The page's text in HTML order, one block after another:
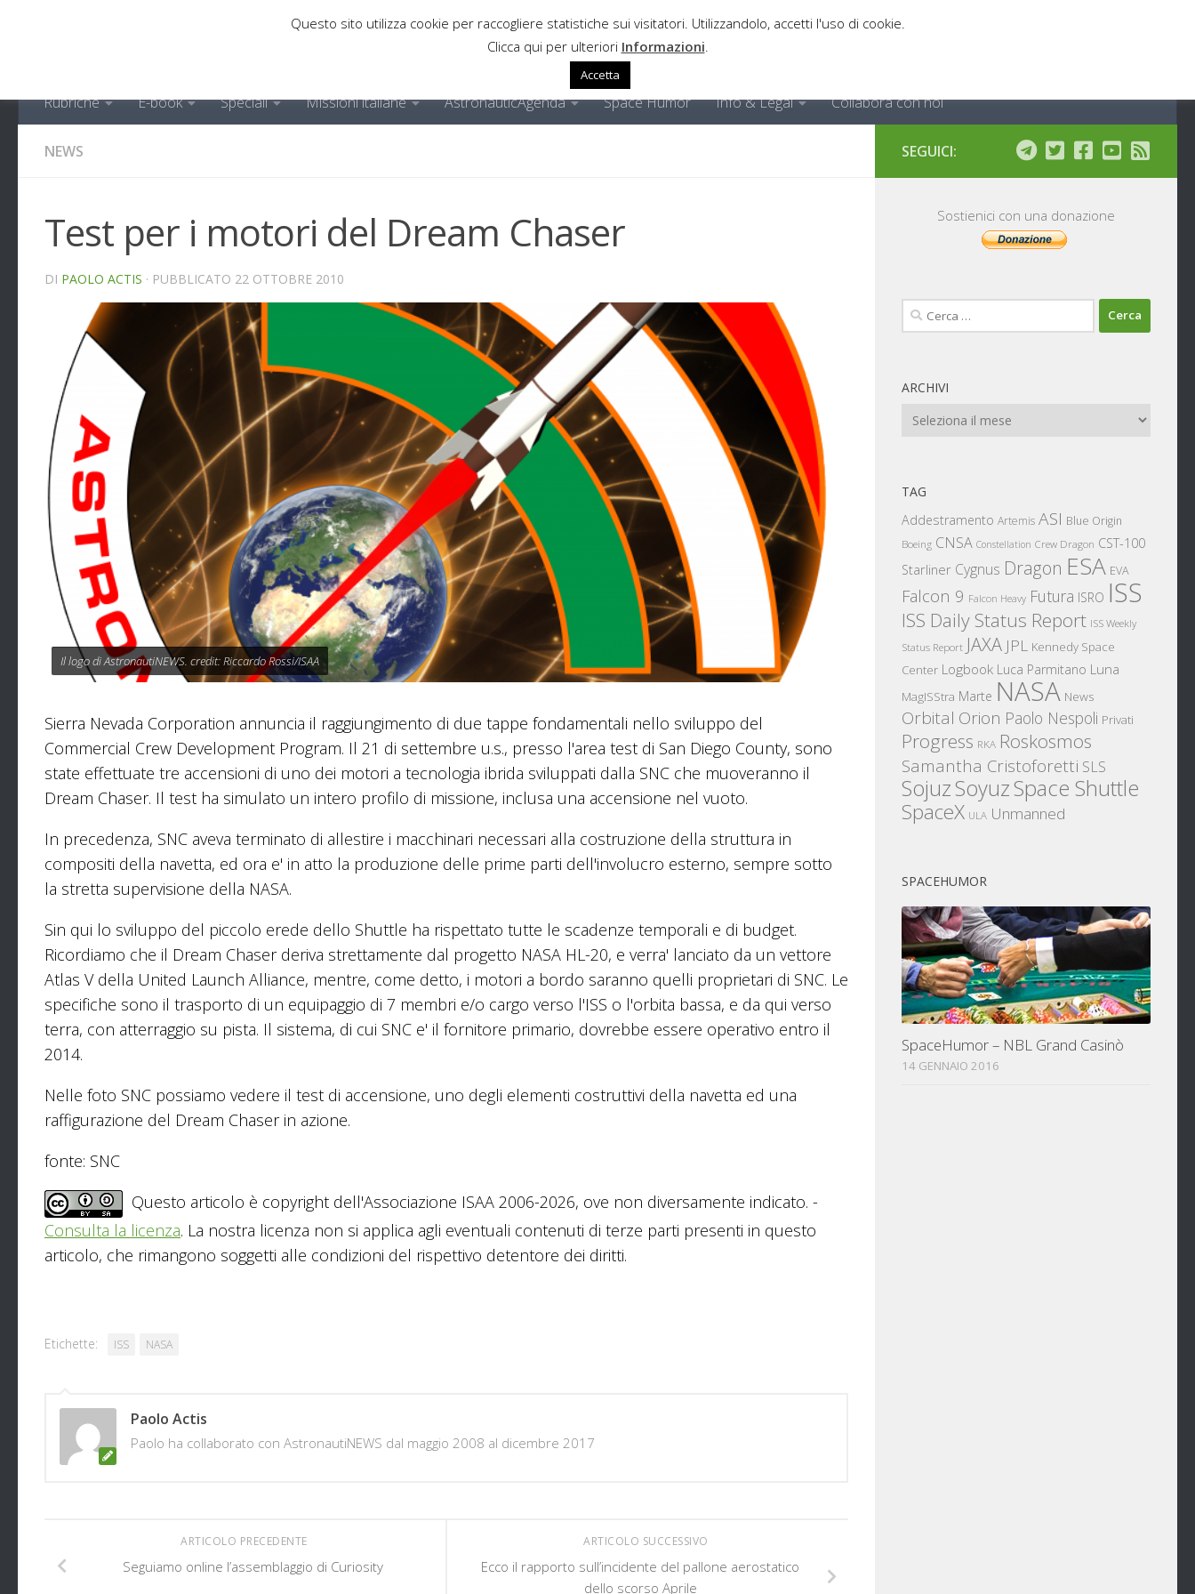
Rubriche E-book Speciali Missioni italiane AstronauticAgenda Space Humor Info & Legal Collabora con noi
NEWS
Test per i motori del Dream Chaser
DI PAOLO ACTIS · PUBBLICATO 22 OTTOBRE 2010
Il logo di AstronautiNEWS. credit: Riccardo Rossi/ISAA
Sierra Nevada Corporation annuncia il raggiungimento di due tappe fondamentali nello sviluppo del
Commercial Crew Development Program. Il 21 di settembre u.s., presso l'area test di San Diego County, sono
state effettuate tre accensioni di uno dei motori a tecnologia ibrida sviluppati dalla SNC che muoveranno il
Dream Chaser. Il test ha simulato un intero profilo di missione, inclusa una accensione nel vuoto.
In precedenza, SNC aveva terminato di allestire i macchinari necessari alla costruzione della struttura in
compositi della navetta, ed ora e' in atto la produzione delle prime parti dell'involucro esterno, sempre sotto
la stretta supervisione della NASA.
Sin qui lo sviluppo del piccolo erede dello Shuttle ha rispettato tutte le scadenze temporali e di budget.
Ricordiamo che il Dream Chaser deriva strettamente dal progetto NASA HL-20, e verra' lanciato da un vettore
Atlas V della United Launch Alliance, mentre, come detto, i motori a bordo saranno quelli proprietari di SNC. Le
specifiche sono il trasporto di un equipaggio di 7 membri e/o cargo verso l'ISS o l'orbita bassa, e da qui verso
terra, con atterraggio su pista. Il sistema, di cui SNC e' il fornitore primario, dovrebbe essere operativo entro il
2014.
Nelle foto SNC possiamo vedere il test di accensione, uno degli elementi costruttivi della navetta ed una
raffigurazione del Dream Chaser in azione.
fonte: SNC
Questo articolo è copyright dell'Associazione ISAA 2006-2026, ove non diversamente indicato. -
Consulta la licenza. La nostra licenza non si applica agli eventuali contenuti di terze parti presenti in questo
articolo, che rimangono soggetti alle condizioni del rispettivo detentore dei diritti.
Etichette: ISS NASA
Paolo Actis
Paolo ha collaborato con AstronautiNEWS dal maggio 2008 al dicembre 2017
ARTICOLO SUCCESSIVO
Ecco il rapporto sull’incidente del pallone aerostatico
dello scorso Aprile
ARTICOLO PRECEDENTE
Seguiamo online l’assemblaggio di Curiosity
SEGUICI:
Sostienici con una donazione
Ricerca
per:
ARCHIVI
Archivi
TAG
Addestramento Artemis ASI Blue Origin
Boeing CNSA Constellation Crew Dragon CST-100
Starliner Cygnus Dragon ESA EVA
Falcon 9 Falcon Heavy Futura ISRO ISS
ISS Daily Status Report ISS Weekly
Status Report JAXA JPL Kennedy Space
Center Logbook Luca Parmitano Luna
MagISStra Marte NASA News
Orbital Orion Paolo Nespoli Privati
Progress RKA Roskosmos
Samantha Cristoforetti SLS
SojuzSoyuzSpace Shuttle
SpaceX ULA Unmanned
SPACEHUMOR
SpaceHumor – NBL Grand Casinò
14 GENNAIO 2016
Questo sito utilizza cookie per raccogliere statistiche sui visitatori. Utilizzandolo, accetti l'uso di cookie.
Clicca qui per ulteriori Informazioni
Accetta